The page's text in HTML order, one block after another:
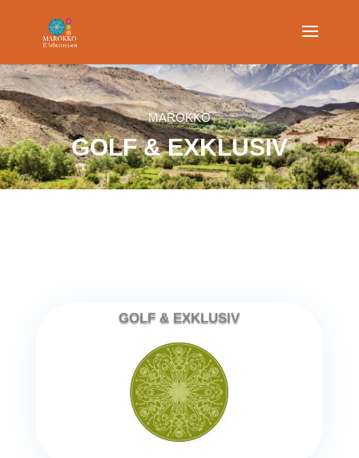
MAROKKO
GOLF & EXKLUSIV
GOLF & EXKLUSIV